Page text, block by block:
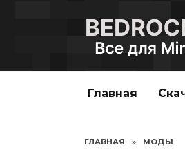
Главная
ГЛАВНАЯ » МОДЫ